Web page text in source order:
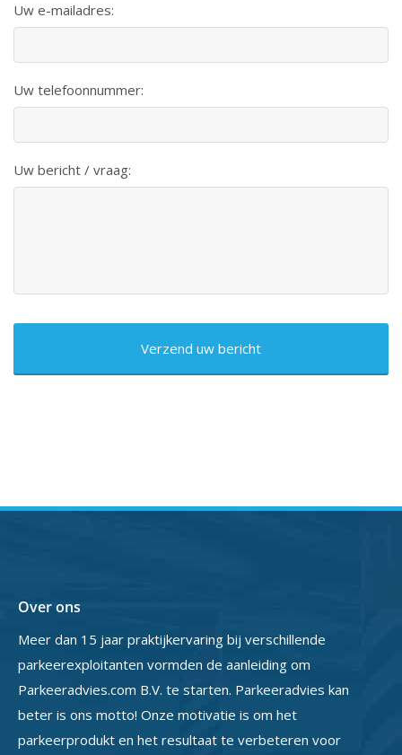
Uw e-mailadres:
Uw telefoonnummer:
Uw bericht / vraag:
Over ons
Meer dan 15 jaar praktijkervaring bij verschillende
parkeerexploitanten vormden de aanleiding om
Parkeeradvies.com B.V. te starten. Parkeeradvies kan
beter is ons motto! Onze motivatie is om het
parkeerprodukt en het resultaat te verbeteren voor